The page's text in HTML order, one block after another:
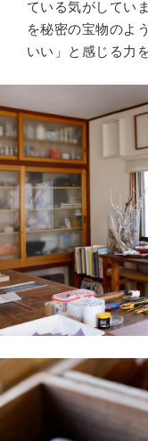
ている気がしてい
を秘密の宝物のよ
いい」と感じる力